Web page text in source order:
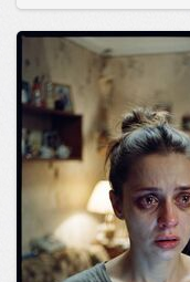
позитива!07:38Сегодня